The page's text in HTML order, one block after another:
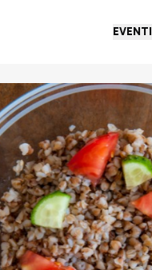
EVENTI